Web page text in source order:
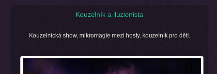
Kouzelník a iluzionista
Kouzelnická show, mikromagie mezi hosty, kouzelník pro děti.